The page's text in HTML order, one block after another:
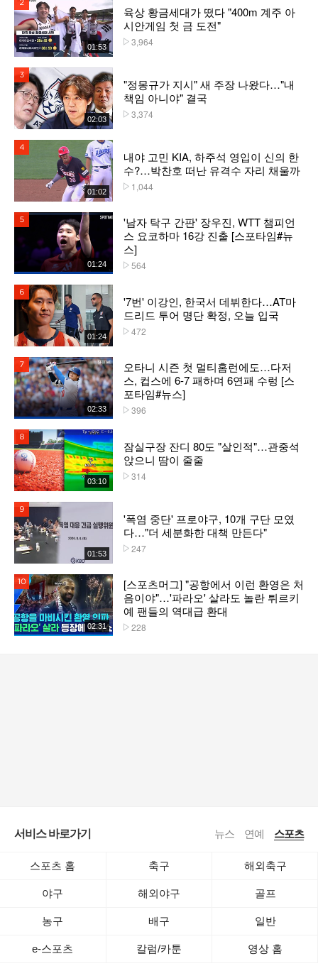
01:53
육상 황금세대가 떴다 "400m 계주 아
시안게임 첫 금 도전"
3,964
02:03
"정몽규가 지시" 새 주장 나왔다…"내
책임 아니야" 결국
3,374
01:02
내야 고민 KIA, 하주석 영입이 신의 한
수?…박찬호 떠난 유격수 자리 채울까
1,044
01:24
'남자 탁구 간판' 장우진, WTT 챔피언
스 요코하마 16강 진출 [스포타임#뉴
스]
564
01:24
'7번' 이강인, 한국서 데뷔한다…AT마
드리드 투어 명단 확정, 오늘 입국
472
02:33
오타니 시즌 첫 멀티홈런에도…다저
스, 컵스에 6-7 패하며 6연패 수렁 [스
포타임#뉴스]
396
03:10
잠실구장 잔디 80도 "살인적"…관중석
앉으니 땀이 줄줄
314
01:53
'폭염 중단' 프로야구, 10개 구단 모였
다…"더 세분화한 대책 만든다"
247
02:31
[스포츠머그] "공항에서 이런 환영은 처
음이야"…'파라오' 살라도 놀란 튀르키
예 팬들의 역대급 환대
228
서비스 바로가기 뉴스 연예 스포츠
스포츠 홈 축구 해외축구
야구 해외야구 골프
농구 배구 일반
e-스포츠 칼럼/카툰 영상 홈